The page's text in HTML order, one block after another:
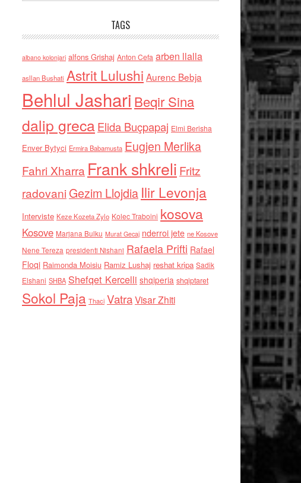
TAGS
albano kolonjari alfons Grishaj Anton Cefa arben llalla
asllan Bushati Astrit Lulushi Aurenc Bebja
Behlul Jashari Beqir Sina
dalip grecaElida Buçpapaj Elmi Berisha
Enver Bytyci Ermira Babamusta Eugjen Merlika
Fahri Xharra Frank shkreli Fritz
radovaniGezim Llojdia Ilir Levonja
Interviste Keze Kozeta Zylo Kolec Traboini kosova
Kosove Marjana Bulku Murat Gecaj nderroi jete ne Kosove
Nene Tereza presidenti Nishani Rafaela Prifti Rafael
Floqi Raimonda Moisiu Ramiz Lushaj reshat kripa Sadik
Elshani SHBA Shefqet Kercelli shqiperia shqiptaret
Sokol Paja Thaci VatraVisar Zhiti